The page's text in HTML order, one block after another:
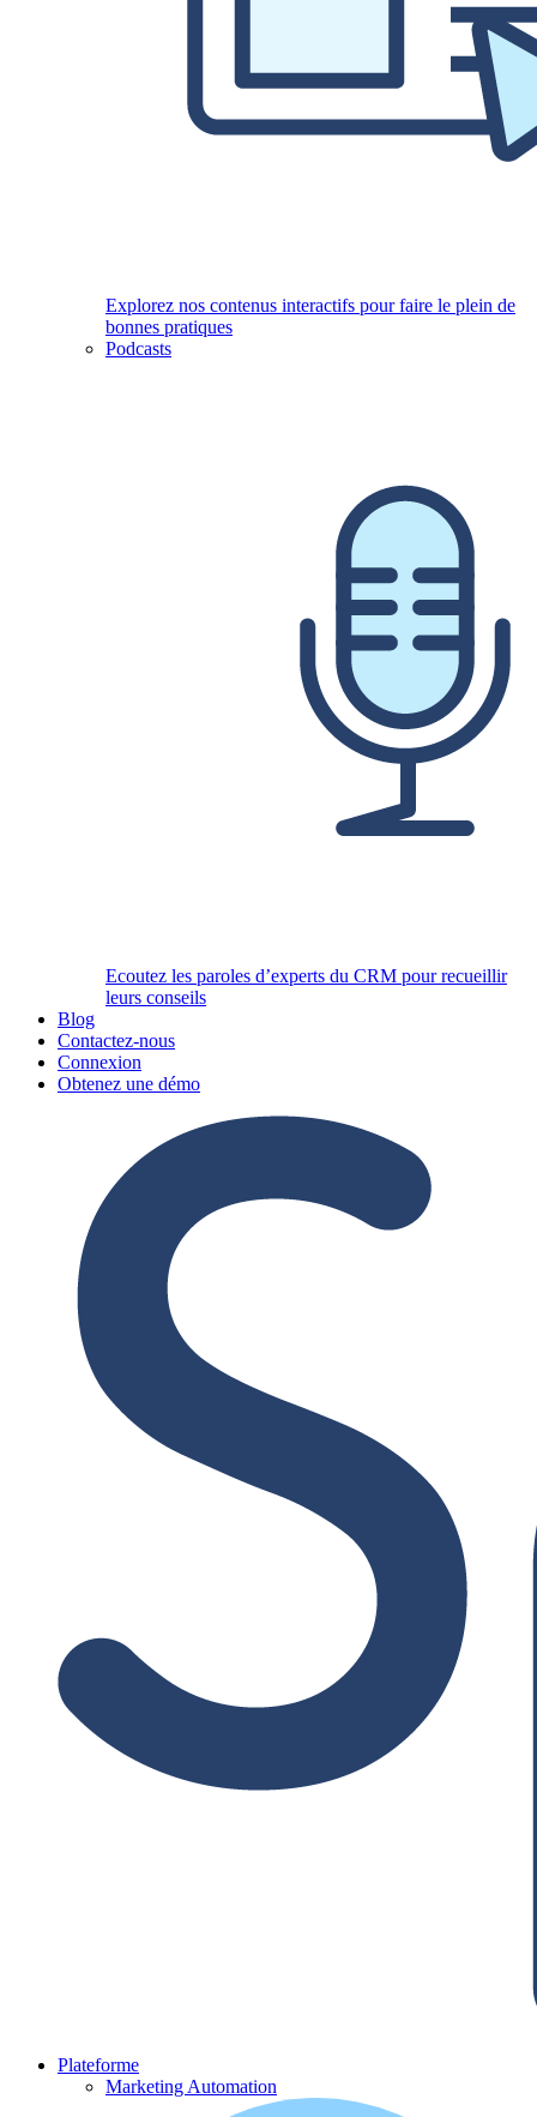
Explorez nos contenus interactifs pour faire le plein de
bonnes pratiques
Podcasts
Ecoutez les paroles d’experts du CRM pour recueillir
leurs conseils
Blog
Contactez-nous
Connexion
Obtenez une démo
Plateforme
Marketing Automation